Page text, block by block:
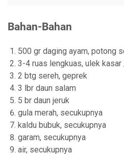
Bahan-Bahan
500 gr daging ayam, potong
3-4 ruas lengkuas, ulek
2 btg sereh, geprek
3 lbr daun salam
5 br daun jeruk
gula merah, secukupnya
kaldu bubuk, secukupnya
garam, secukupnya
air, secukupnya